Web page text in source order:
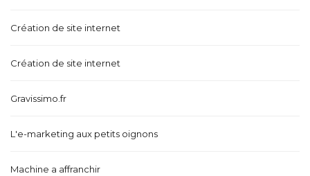
Création de site internet
Création de site internet
Gravissimo.fr
L'e-marketing aux petits oignons
Machine a affranchir